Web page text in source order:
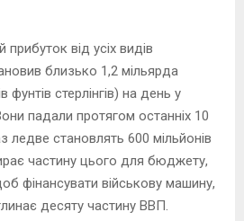
від усіх видів
близько 1,2 мільярда
фунтів стерлінгів) на день у
падали протягом останніх 10
ледве становлять 600 мільйонів
частину цього для бюджету,
фінансувати військову машину,
десяту частину ВВП.